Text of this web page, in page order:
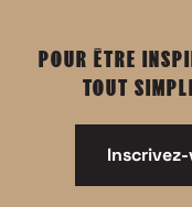
POUR ÊTRE
TOUT